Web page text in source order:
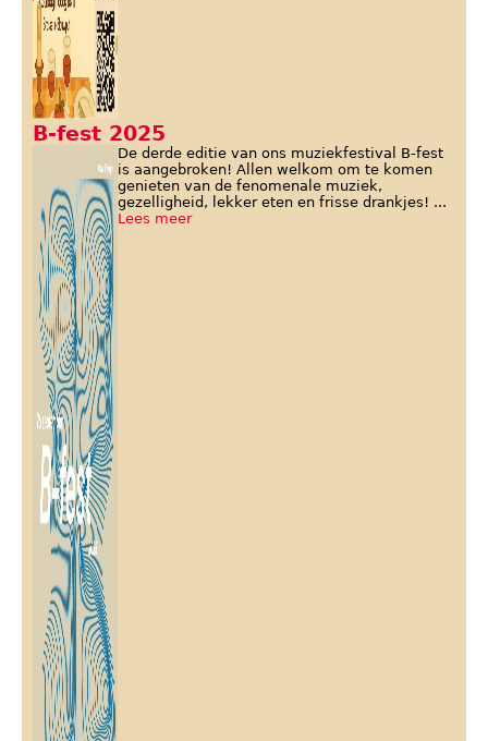
B-fest 2025
De derde editie van ons muziekfestival B-fest
is aangebroken! Allen welkom om te komen
genieten van de fenomenale muziek,
gezelligheid, lekker eten en frisse drankjes! ...
Lees meer